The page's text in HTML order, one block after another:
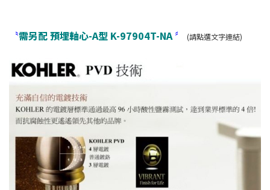
〝需另配 預埋軸心-A型 K-97904T-NA 〞 (請點選文字連結)